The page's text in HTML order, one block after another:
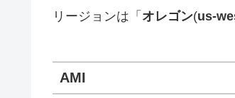
リージョンは「 オレゴン(us-
AMI